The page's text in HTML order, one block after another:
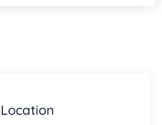
Location